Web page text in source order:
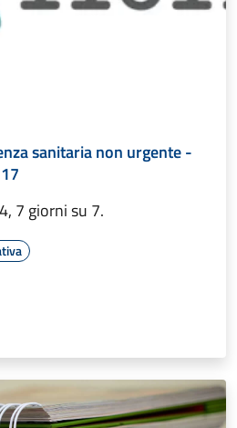
sanitaria non urgente -
7 giorni su 7.